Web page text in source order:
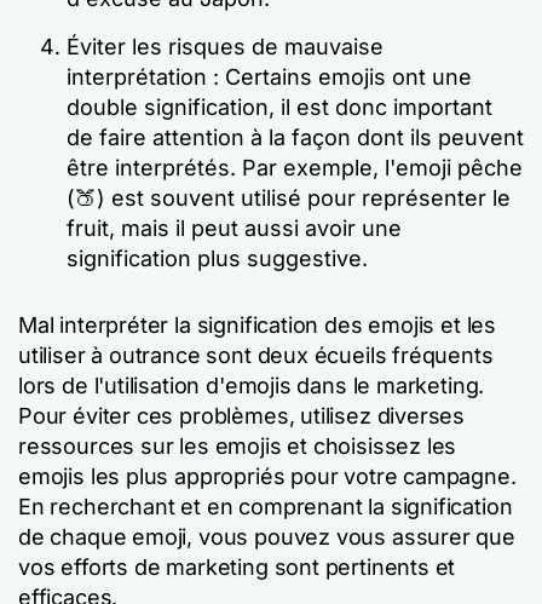
Éviter les risques de mauvaise
interprétation : Certains emojis ont une
double signification, il est donc important
de faire attention à la façon dont ils peuvent
être interprétés. Par exemple, l'emoji pêche
(🍑) est souvent utilisé pour représenter le
fruit, mais il peut aussi avoir une
signification plus suggestive.
Mal interpréter la signification des emojis et les
utiliser à outrance sont deux écueils fréquents
lors de l'utilisation d'emojis dans le marketing.
Pour éviter ces problèmes, utilisez diverses
ressources sur les emojis et choisissez les
emojis les plus appropriés pour votre campagne.
En recherchant et en comprenant la signification
de chaque emoji, vous pouvez vous assurer que
vos efforts de marketing sont pertinents et
efficaces.